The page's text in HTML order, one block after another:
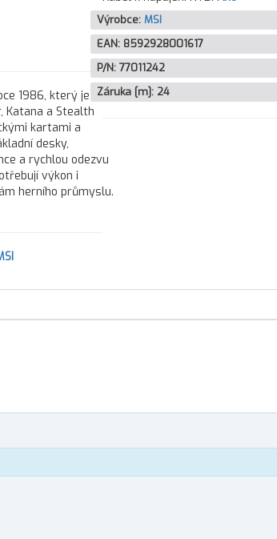
1986, který je
Katana a Stealth
kartami a
desky,
a rychlou odezvu
výkon i
herního průmyslu.
Výrobce: MSI
EAN: 8592928001617
P/N: 77011242
Záruka [m]: 24